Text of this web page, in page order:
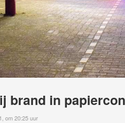
brand in
om 20:25 uur